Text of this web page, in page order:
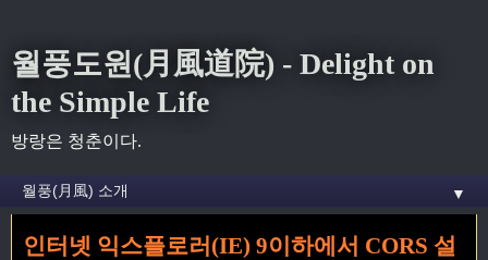
월풍도원(月風道院) - Delight on
the Simple Life
방랑은 청춘이다.
▼
홈» browser 꼬리가 달린 글
인터넷 익스플로러(IE) 9이하에서 CORS 설